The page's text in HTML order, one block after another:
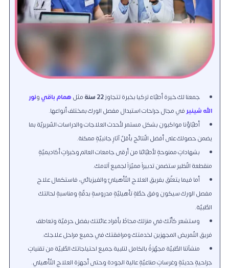
جمعنا لك خيرة أطبّاء تركيا بخبرة تتجاوز22 سنة مثلهمام باقيونور
الله شينيرفي مجال جراحات استبدال مفصل الورك بمختلف أنواعها.
أطبّاؤنا مواكبون بشكل مستمر لأحدث العلاجات والدراسات السّريريّة بما
يضمن حصولك على أفضل النّتائج بأقلِّ آثارٍ جانبيّةٍ ممكنة.
بشهاداتٍ ممنوحةٍ لأطبّائنا من أرقى جامعات العالم وخبراتٍ أكاديميّةٍ
منقطعة النّظير ستضمن تدبيراً مميّزاً لجميع آلامك.
أما فيما يتعلّق بفريق العلاج التّأهيليّ والفيزيائي، فاستكمال علاج
مفصل الورك سيكون وفق خطّةٍ تأهيليّةٍ مدروسةٍ بدقّةٍ ومناسبةٍ لحالتك
الطّبيّة.
وستشعر كأنّك في منزلك محاطٌ بأفراد عائلتك بفضل حرفيّة وتعاطف
فريق التّمريض المجهزين لخدمتك ومرافقتك في جميع مراحل علاجك.
منشآتنا الطّبيّة مجهّزةٌ بالكامل لتلبية جميع احتياجاتك الطّبيّة من تقنياتٍ
جراحيةٍ حديثةٍ وغرساتٍ صناعيّةٍ عالية الجودة وحتى أجهزة العلاج التّأهيلي.